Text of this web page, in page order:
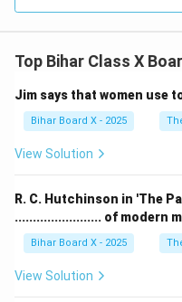
Top Bihar Class X
Jim says that women use
Bihar Board X - 2025
View Solution
R. C. Hutchinson in 'The
........................ of modern
Bihar Board X - 2025
View Solution